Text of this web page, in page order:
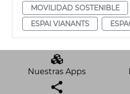
MOVILIDAD SOSTENIBLE
ESPAI VIANANTS
Nuestras Apps